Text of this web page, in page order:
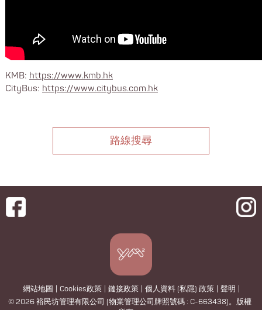
KMB: https://www.kmb.hk
CityBus: https://www.citybus.com.hk
路線搜尋
網站地圖 Cookies政策 鏈接政策 個人資料 (私隱) 政策 聲明
© 2026 裕民坊管理有限公司 (物業管理公司牌照號碼 : C-663438)。版權